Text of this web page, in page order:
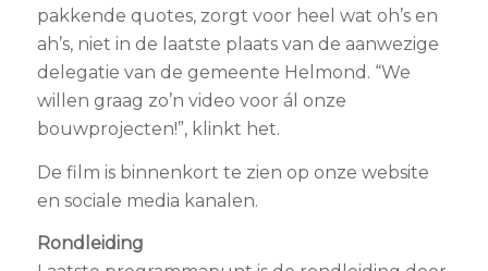
pakkende quotes, zorgt voor heel wat oh’s en
ah’s, niet in de laatste plaats van de aanwezige
delegatie van de gemeente Helmond. “We
willen graag zo’n video voor ál onze
bouwprojecten!”, klinkt het.
De film is binnenkort te zien op onze website
en sociale media kanalen.
Rondleiding